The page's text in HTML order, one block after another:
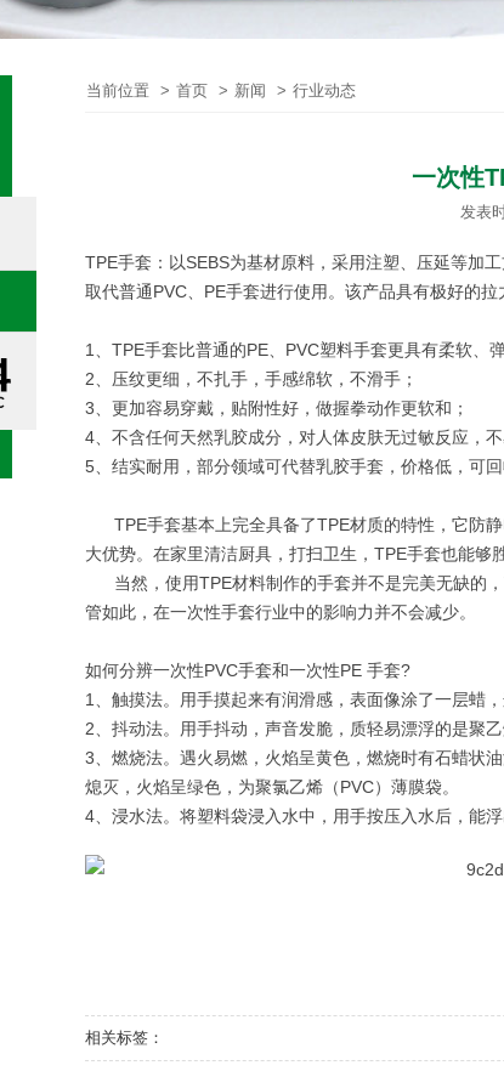
当前位置 > 首页 > 新闻 > 行业动态
一次性
发表
TPE手套：以SEBS为基材原料，采用注塑、压延等加
取代普通PVC、PE手套进行使用。该产品具有极好的
1、TPE手套比普通的PE、PVC塑料手套更具有柔软、
2、压纹更细，不扎手，手感绵软，不滑手；
3、更加容易穿戴，贴附性好，做握拳动作更软和；
4、不含任何天然乳胶成分，对人体皮肤无过敏反应，不
5、结实耐用，部分领域可代替乳胶手套，价格低，可回
TPE手套基本上完全具备了TPE材质的特性，它防静
大优势。在家里清洁厨具，打扫卫生，TPE手套也能够胜
当然，使用TPE材料制作的手套并不是完美无缺的
管如此，在一次性手套行业中的影响力并不会减少。
如何分辨一次性PVC手套和一次性PE 手套?
1、触摸法。用手摸起来有润滑感，表面像涂了一层蜡
2、抖动法。用手抖动，声音发脆，质轻易漂浮的是聚
3、燃烧法。遇火易燃，火焰呈黄色，燃烧时有石蜡状
熄灭，火焰呈绿色，为聚氯乙烯（PVC）薄膜袋。
4、浸水法。将塑料袋浸入水中，用手按压入水后，能
相关标签：